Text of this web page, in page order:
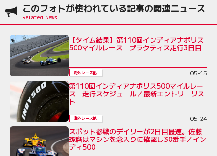
このフォトが使われている記事の関連ニュース
【タイム結果】第110回インディアナポリス
500マイルレース プラクティス走行3日目
海外レース他 05-15
第110回インディアナポリス500マイルレー
ス 走行スケジュール／最新エントリーリス
ト
海外レース他 05-24
スポット参戦のデイリーが2日目最速。佐藤
琢磨はマシンを念入りに確認し30番手／イン
ディ500